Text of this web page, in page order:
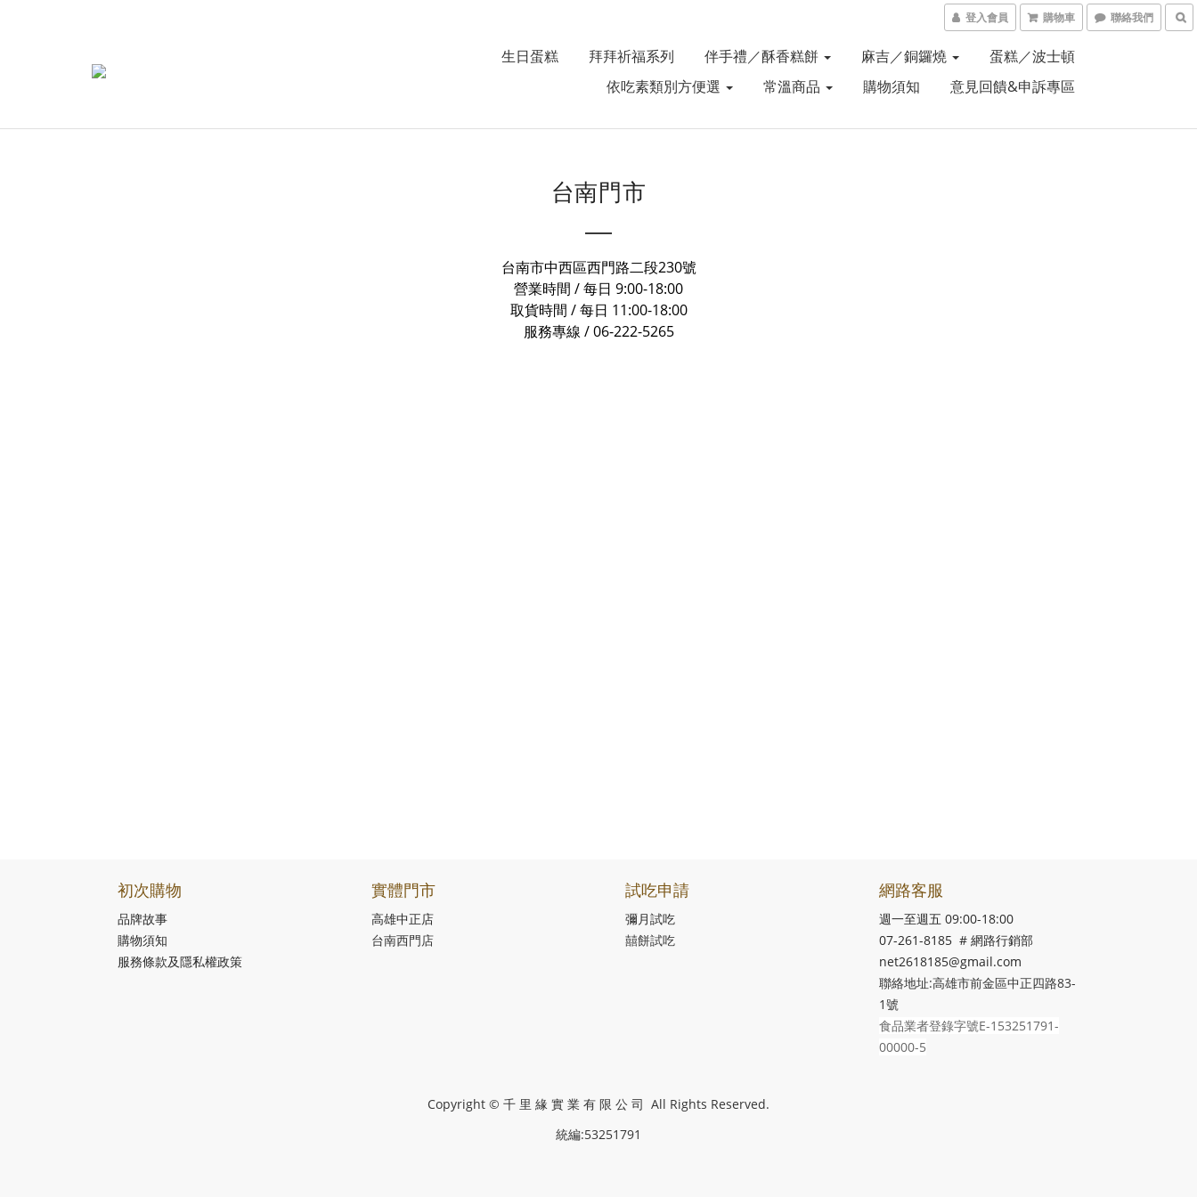
登入會員 購物車 聯絡我們
生日蛋糕 拜拜祈福系列 伴手禮／酥香糕餅 麻吉／銅鑼燒
蛋糕／波士頓
依吃素類別方便選
常溫商品 購物須知 意見回饋&申訴專區
台南門市
台南市中西區西門路二段230號
營業時間 / 每日 9:00-18:00
取貨時間 / 每日 11:00-18:00
服務專線 / 06-222-5265
初次購物
品牌故事
購物須知
服務條款及隱私權政策
實體門市
高雄中正店
台南西門店
試吃申請
彌月試吃
囍餅試吃
網路客服
週一至週五 09:00-18:00
07-261-8185 # 網路行銷部
net2618185@gmail.com
聯絡地址:高雄市前金區中正四路83-
1號
食品業者登錄字號E-153251791-
00000-5
Copyright © 千 里 緣 實 業 有 限 公 司 All Rights Reserved.
統編:53251791